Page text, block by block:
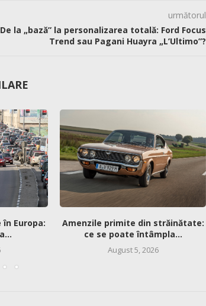
următorul
De la „bază” la personalizarea totală: Ford Focus
Trend sau Pagani Huayra „L’Ultimo”?
Europa:
Amenzile primite din străinătate:
ce se poate întâmpla...
August 5, 2026